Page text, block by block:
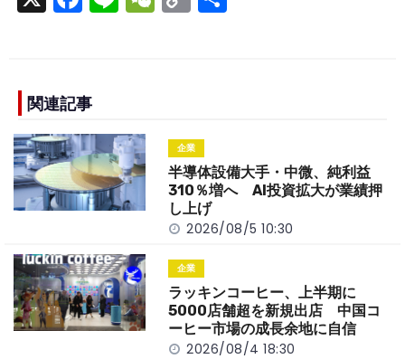
a
e
b
o
o
k
n e o
n
k
関連記事
企業
半導体設備大手・中微、純利益
310％増へ AI投資拡大が業績押
し上げ
2026/08/5 10:30
企業
ラッキンコーヒー、上半期に
5000店舗超を新規出店 中国コ
ーヒー市場の成長余地に自信
2026/08/4 18:30